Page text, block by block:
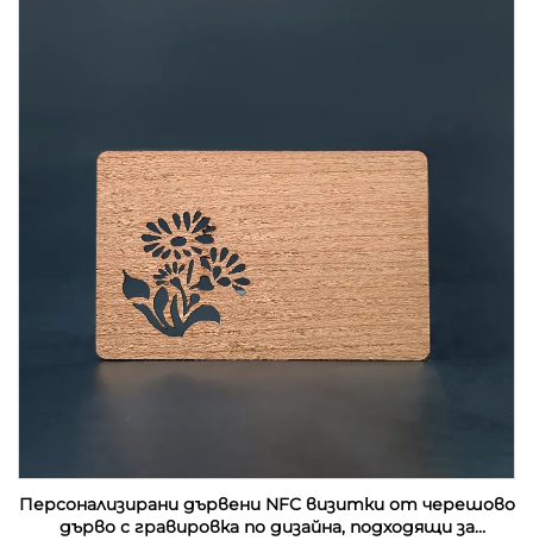
Персонализирани дървени NFC визитки от черешово
дърво с гравировка по дизайна, подходящи за